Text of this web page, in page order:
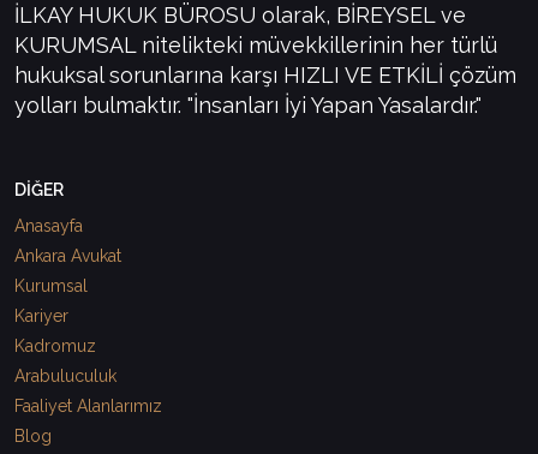
İLKAY HUKUK BÜROSU olarak, BİREYSEL ve
KURUMSAL nitelikteki müvekkillerinin her türlü
hukuksal sorunlarına karşı HIZLI VE ETKİLİ çözüm
yolları bulmaktır. "İnsanları İyi Yapan Yasalardır."
DİĞER
Anasayfa
Ankara Avukat
Kurumsal
Kariyer
Kadromuz
Arabuluculuk
Faaliyet Alanlarımız
Blog